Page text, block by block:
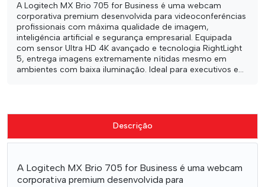
A Logitech MX Brio 705 for Business é uma webcam
corporativa premium desenvolvida para videoconferências
profissionais com máxima qualidade de imagem,
inteligência artificial e segurança empresarial. Equipada
com sensor Ultra HD 4K avançado e tecnologia RightLight
5, entrega imagens extremamente nítidas mesmo em
ambientes com baixa iluminação. Ideal para executivos e...
Descrição
A Logitech MX Brio 705 for Business é uma webcam
corporativa premium desenvolvida para